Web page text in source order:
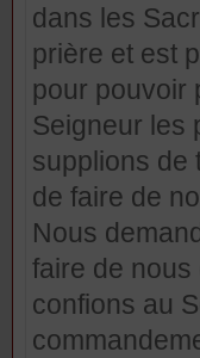
dans les
prière et est
pour pouvoir
Seigneur les
supplions de
de faire de
Nous
faire de nous
confions au